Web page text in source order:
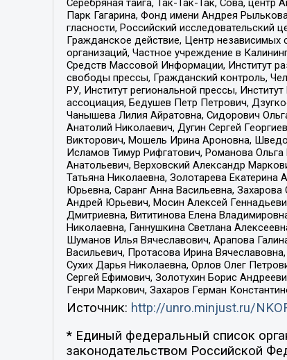
Серебряная тайга, Так-Так-Так, Сова,
Парк Гагарина, Фонд имени Андрея
гласности, Российский исследовательский
Гражданское действие, Центр
организаций, Частное учреждение в
Средств Массовой Информации, Институт
свободы прессы, Гражданский контроль,
РУ, Институт региональной прессы,
ассоциация, Бедушев Петр Петрович,
Чанышева Лилия Айратовна, Сидорович
Анатолий Николаевич, Дугин Сергей
Викторович, Мошель Ирина Ароновна,
Исламов Тимур Рифгатович, Романова
Анатольевич, Верховский Александр
Татьяна Николаевна, Золотарева
Юрьевна, Саранг Анна Васильевна,
Андрей Юрьевич, Мосин Алексей
Дмитриевна, Вититинова Елена
Николаевна, Ганнушкина Светлана
Шуманов Илья Вячеславович, Арапова
Васильевич, Протасова Ирина
Сухих Дарья Николаевна, Орлов Олег
Сергей Ефимович, Золотухин Борис
Генри Маркович, Захаров Герман
Источник: http://unro.minjust.ru/
* Единый федеральный список
законодательством Российской